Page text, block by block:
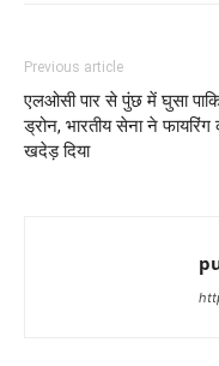
Previous article
एलओसी पार से पुंछ में घुसा
ड्रोन, भारतीय सेना ने
खदेड़ दिया